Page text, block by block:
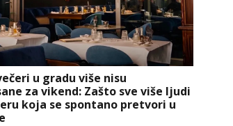
u gradu više nisu
za vikend: Zašto sve više ljudi
koja se spontano pretvori u